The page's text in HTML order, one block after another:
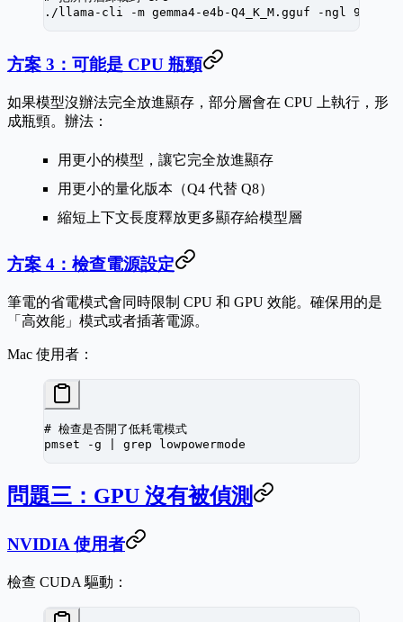
./llama-cli -m gemma4-e4b-Q4_K_M.gguf -ngl 999
方案 3：可能是 CPU 瓶頸
如果模型沒辦法完全放進顯存，部分層會在 CPU 上執行，形
成瓶頸。辦法：
用更小的模型，讓它完全放進顯存
用更小的量化版本（Q4 代替 Q8）
縮短上下文長度釋放更多顯存給模型層
方案 4：檢查電源設定
筆電的省電模式會同時限制 CPU 和 GPU 效能。確保用的是
「高效能」模式或者插著電源。
Mac 使用者：
# 檢查是否開了低耗電模式
pmset -g grep lowpowermode
問題三：GPU 沒有被偵測
NVIDIA 使用者
檢查 CUDA 驅動：